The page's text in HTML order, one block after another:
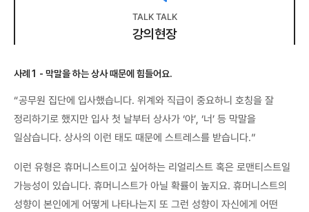
TALK TALK
강의현장
사례1 - 막말을 하는 상사 때문에 힘들어요.
“공무원 집단에 입사했습니다. 위계와 직급이 중요하니 호칭을 잘
정리하기로 했지만 입사 첫 날부터 상사가 ‘야’, ‘너’ 등 막말을
일삼습니다. 상사의 이런 태도 때문에 스트레스를 받습니다.”
이런 유형은 휴머니스트이고 싶어하는 리얼리스트 혹은 로맨티스트일
가능성이 있습니다. 휴머니스트가 아닐 확률이 높지요. 휴머니스트의
성향이 본인에게 어떻게 나타나는지 또 그런 성향이 자신에게 어떤